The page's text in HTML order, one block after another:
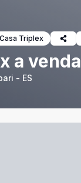
Casa Triplex
a
- ES